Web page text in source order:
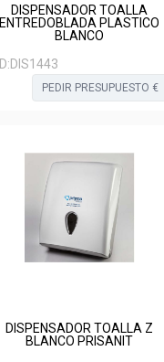
DISPENSADOR TOALLA
ENTREDOBLADA PLASTICO
BLANCO
ID:DIS1443
PEDIR PRESUPUESTO €
DISPENSADOR TOALLA Z
BLANCO PRISANIT